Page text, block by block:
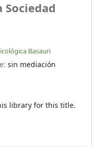
Sociedad
Basauri
sin mediación
library for this title.